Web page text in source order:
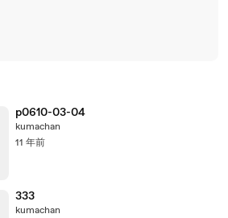
p0610-03-04
kumachan
11 年前
333
kumachan